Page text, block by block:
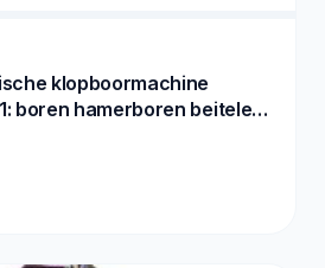
klopboormachine
boren hamerboren beitelen
W boormachine